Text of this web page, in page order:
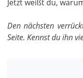
Jetzt weißt du,
Den nächsten
Seite. Kennst du ihn